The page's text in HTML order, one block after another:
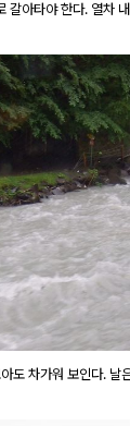
갈아타야 한다. 열차
도 차가워 보인다. 날